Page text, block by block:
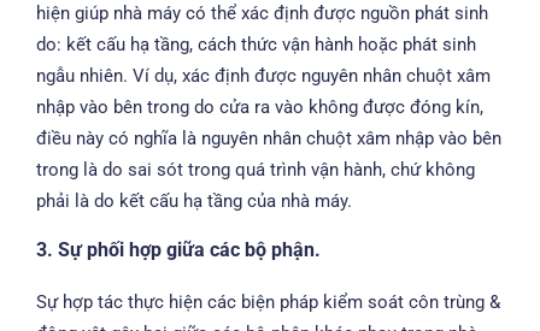
hiện giúp nhà máy có thể xác định được nguồn phát sinh
do: kết cấu hạ tầng, cách thức vận hành hoặc phát sinh
ngẫu nhiên. Ví dụ, xác định được nguyên nhân chuột xâm
nhập vào bên trong do cửa ra vào không được đóng kín,
điều này có nghĩa là nguyên nhân chuột xâm nhập vào bên
trong là do sai sót trong quá trình vận hành, chứ không
phải là do kết cấu hạ tầng của nhà máy.
3. Sự phối hợp giữa các bộ phận.
Sự hợp tác thực hiện các biện pháp kiểm soát côn trùng &